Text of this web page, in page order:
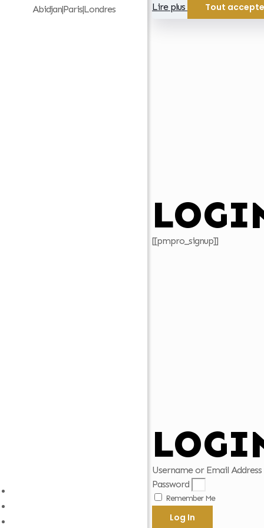
Abidjan|Paris|Londres Lire plus Tout
[[pmpro_signup]]
Username or Email Address
Password
Remember Me
Log In